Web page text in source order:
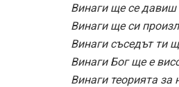
Винаги ще се
Винаги ще си
Винаги съседът ти
Винаги Бог ще е
Винаги теорията